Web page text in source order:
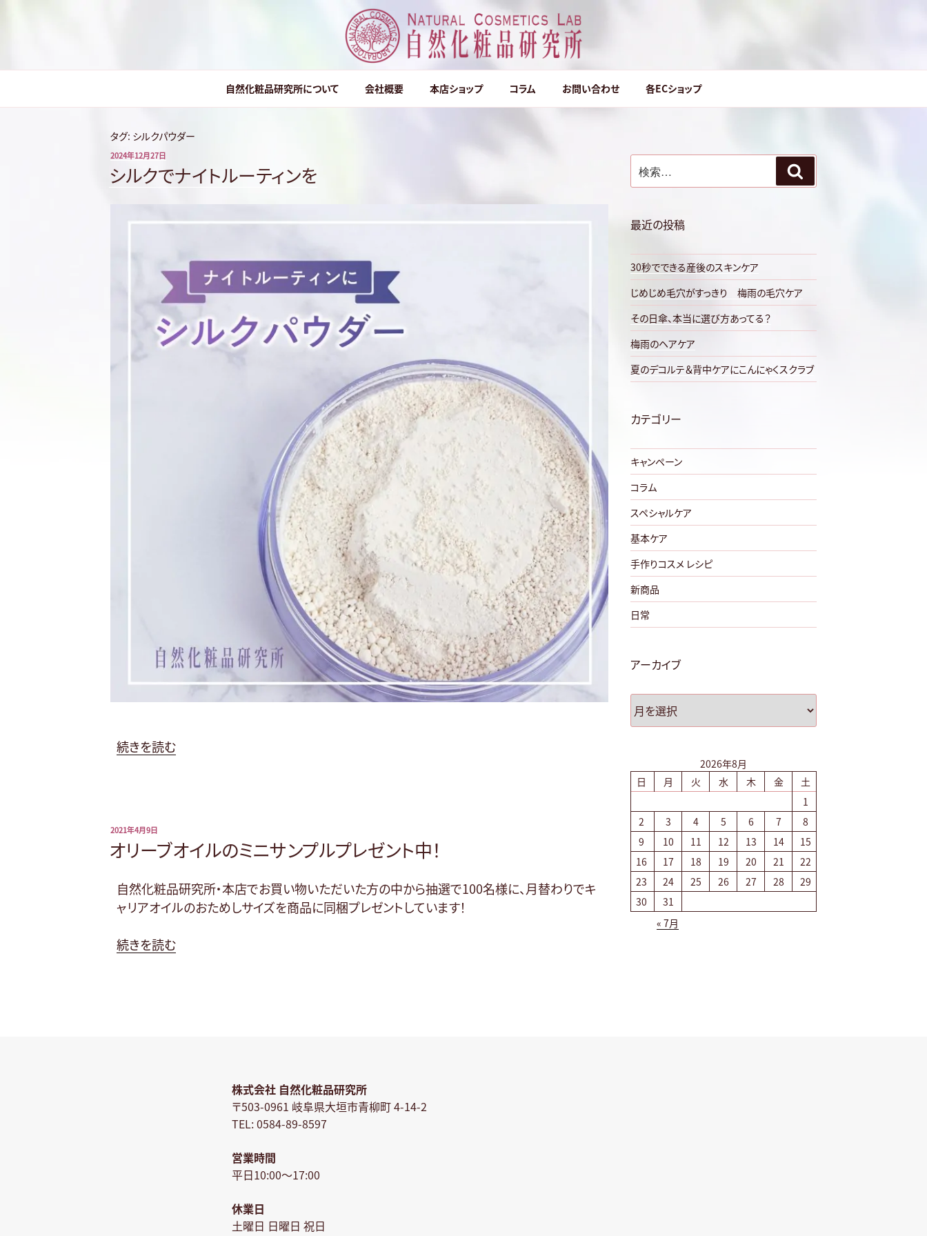
ツ
ス
株式会社 自然化粧品研究所
自然化粧品研究所について 会社概要 本店ショップ コラム お問い合わせ 各ECショップ
タグ: シルクパウダー
投
日:
2024年12月27日
シルクでナイトルーティンを
“シ
イ
ト
ー
テ
ン
続きを読む
投
日:
2021年4月9日
オリーブオイルのミニサンプルプレゼント中！
自然化粧品研究所・本店でお買い物いただいた方の中から抽選で100名様に、月替わりでキ
ャリアオイルのおためしサイズを商品に同梱プレゼントしています！
“オ
続きを読む
索:
索
最近の投稿
30秒でできる産後のスキンケア
じめじめ毛穴がすっきり 梅雨の毛穴ケア
その日傘、本当に選び方あってる？
梅雨のヘアケア
夏のデコルテ＆背中ケアにこんにゃくスクラブ
カテゴリー
キャンペーン
コラム
スペシャルケア
基本ケア
手作りコスメ レシピ
新商品
日常
アーカイブ
ー
カ
2026年8月
日
月 火 水 木 金
土
1
2
3 4 5 6 7
8
9
10 11 12 13 14
15
16
17 18 19 20 21
22
23
24 25 26 27 28
29
30
31
« 7月
株式会社 自然化粧品研究所
〒503-0961 岐阜県大垣市青柳町 4-14-2
TEL: 0584-89-8597
営業時間
平日10:00～17:00
休業日
土曜日 日曜日 祝日